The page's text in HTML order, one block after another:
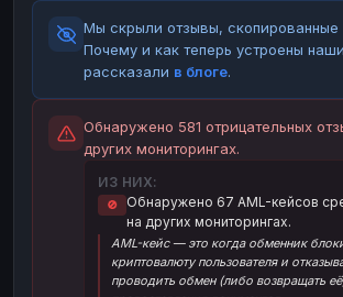
Райффайзен
RUB
RUB
ВТБ
ДЕНЕЖНЫЕ ПЕРЕВОДЫ
USD
НАЛИЧНЫЕ ДЕНЬГИ
RUB Наличные
Мы скрыли отзывы, скопированные
Почему и как теперь устроены
рассказали в блоге.
Обнаружено 581 отрицательных
других мониторингах.
ИЗ НИХ:
🚫
Обнаружено 67 AML-кейсов
на других мониторингах.
AML-кейс — это когда обменник
криптовалюту пользователя и
проводить обмен (либо возвращать